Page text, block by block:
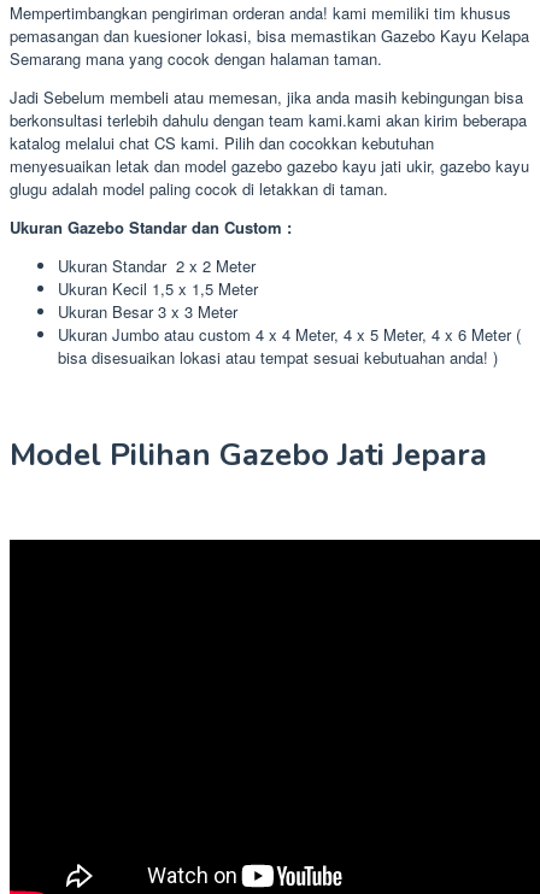
Mempertimbangkan pengiriman orderan anda! kami memiliki tim khusus
pemasangan dan kuesioner lokasi, bisa memastikan Gazebo Kayu Kelapa
Semarang mana yang cocok dengan halaman taman.
Jadi Sebelum membeli atau memesan, jika anda masih kebingungan bisa
berkonsultasi terlebih dahulu dengan team kami.kami akan kirim beberapa
katalog melalui chat CS kami. Pilih dan cocokkan kebutuhan
menyesuaikan letak dan model gazebo gazebo kayu jati ukir, gazebo kayu
glugu adalah model paling cocok di letakkan di taman.
Ukuran Gazebo Standar dan Custom :
Ukuran Standar 2 x 2 Meter
Ukuran Kecil 1,5 x 1,5 Meter
Ukuran Besar 3 x 3 Meter
Ukuran Jumbo atau custom 4 x 4 Meter, 4 x 5 Meter, 4 x 6 Meter (
bisa disesuaikan lokasi atau tempat sesuai kebutuahan anda! )
Model Pilihan Gazebo Jati Jepara